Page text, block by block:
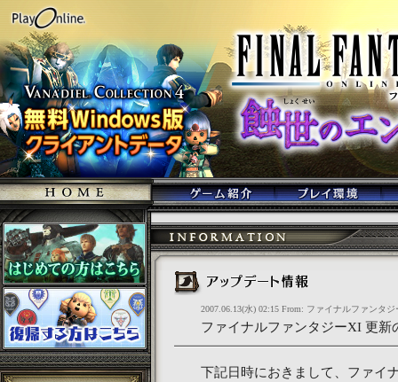
2007.06.13(水) 02:15 From: ファイナルファンタジ
ファイナルファンタジーXI 更新
下記日時におきまして、ファイ